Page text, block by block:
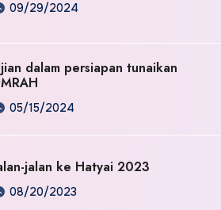
09/29/2024
dalam persiapan tunaikan
05/15/2024
jalan ke Hatyai 2023
08/20/2023